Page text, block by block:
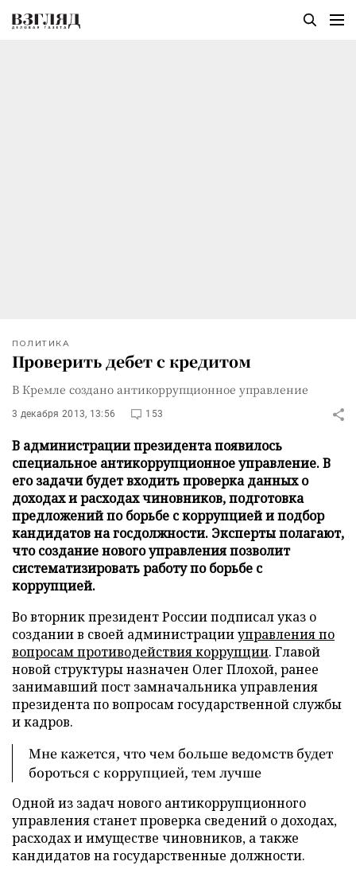
ПОЛИТИКА
Проверить дебет с кредитом
В Кремле создано антикоррупционное управление
3 декабря 2013, 13:56 153
В администрации президента появилось
специальное антикоррупционное управление. В
его задачи будет входить проверка данных о
доходах и расходах чиновников, подготовка
предложений по борьбе с коррупцией и подбор
кандидатов на госдолжности. Эксперты полагают,
что создание нового управления позволит
систематизировать работу по борьбе с
коррупцией.
Во вторник президент России подписал указ о
создании в своей администрацииуправления по
вопросам противодействия коррупции. Главой
новой структуры назначен Олег Плохой, ранее
занимавший пост замначальника управления
президента по вопросам государственной службы
и кадров.
Мне кажется, что чем больше ведомств будет
бороться с коррупцией, тем лучше
Одной из задач нового антикоррупционного
управления станет проверка сведений о доходах,
расходах и имуществе чиновников, а также
кандидатов на государственные должности.